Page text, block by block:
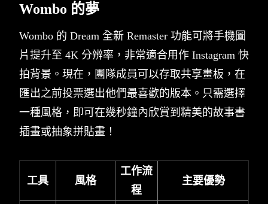
Wombo 的夢
Wombo 的 Dream 全新 Remaster 功能可將手機圖
片提升至 4K 分辨率，非常適合用作 Instagram 快
拍背景。現在，團隊成員可以存取共享畫板，在
匯出之前投票選出他們最喜歡的版本。只需選擇
一種風格，即可在幾秒鐘內欣賞到精美的故事書
插畫或抽象拼貼畫！
工具 風格
工作流
程
主要優勢